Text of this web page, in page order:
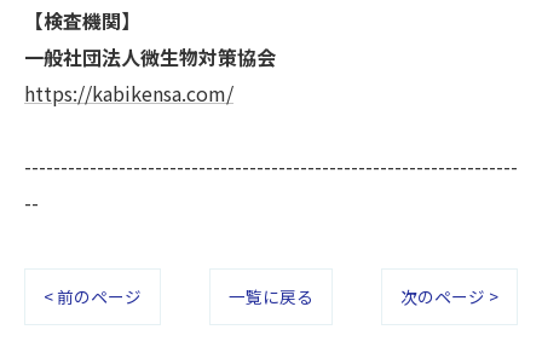
【検査機関】
一般社団法人微生物対策協会
https://kabikensa.com/
--------------------------------------------------------------------
--
< 前のページ 一覧に戻る 次のページ >